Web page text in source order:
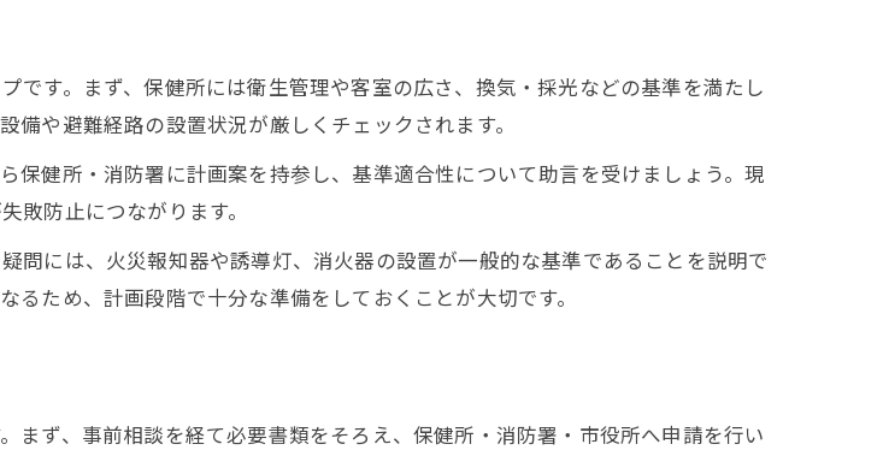
議する際の注意点とは
関連法令を理解する重要性
知識と石川県独自の流れ
基礎を石川県視点で学ぶ
石川県規定の違いを解説
単理解と法令遵守の重要性
す。まず、保健所には衛生管理や客室の広さ、換気・採光などの基準を満たし
や避難経路の設置状況が厳しくチェックされます。
保健所・消防署に計画案を持参し、基準適合性について助言を受けましょう。現
敗防止につながります。
問には、火災報知器や誘導灯、消火器の設置が一般的な基準であることを説明で
ため、計画段階で十分な準備をしておくことが大切です。
ず、事前相談を経て必要書類をそろえ、保健所・消防署・市役所へ申請を行い